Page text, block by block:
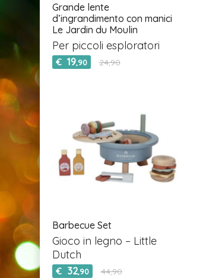
bambini
Zainetto Mrs. Unicorn
Uno zaino bellissimo
€ 49
Grande lente
d’ingrandimento con manici
Le Jardin du Moulin
Per piccoli esploratori
€ 19,90 24,90
Barbecue Set
Gioco in legno – Little
Dutch
€ 32,90 44,90